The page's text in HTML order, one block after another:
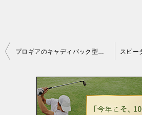
投
プロギアのキャディバック型ミニポーチをレビュー！ラウンドアイテムすっぽり収納